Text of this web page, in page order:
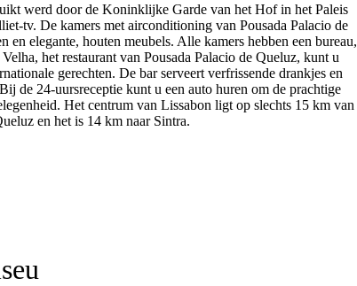
werd door de Koninklijke Garde van het Hof in het Paleis
tv. De kamers met airconditioning van Pousada Palacio de
elegante, houten meubels. Alle kamers hebben een bureau,
het restaurant van Pousada Palacio de Queluz, kunt u
gerechten. De bar serveert verfrissende drankjes en
de 24-uursreceptie kunt u een auto huren om de prachtige
Het centrum van Lissabon ligt op slechts 15 km van
en het is 14 km naar Sintra.